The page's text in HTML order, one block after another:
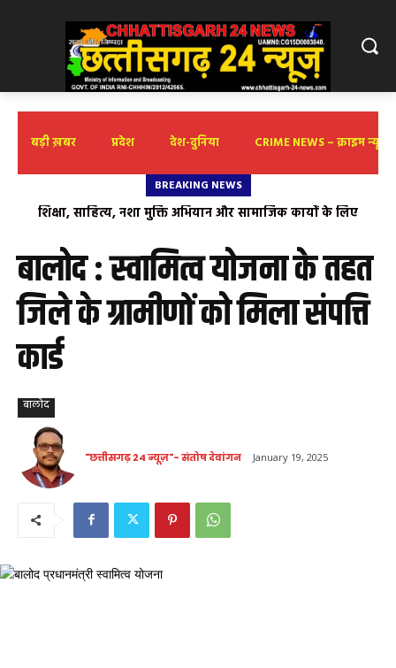
बड़ी ख़बर प्रदेश देश-दुनिया CRIME NEWS – क्राइम न्यूज़
BREAKING NEWS
शिक्षा, साहित्य, नशा मुक्ति अभियान और सामाजिक कार्यों के लिए
बालोद : स्वामित्व योजना के तहत
जिले के ग्रामीणों को मिला संपत्ति
कार्ड
बालोद
"छत्तीसगढ़ 24 न्यूज़"- संतोष देवांगन January 19, 2025